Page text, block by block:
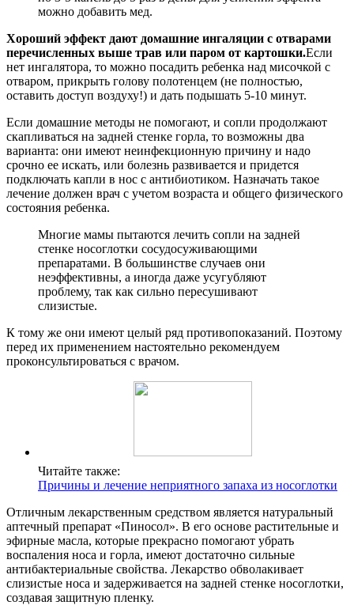
можно добавить мед.
Хороший эффект дают домашние ингаляции с отварами
перечисленных выше трав или паром от картошки.Если
нет ингалятора, то можно посадить ребенка над мисочкой с
отваром, прикрыть голову полотенцем (не полностью,
оставить доступ воздуху!) и дать подышать 5-10 минут.
Если домашние методы не помогают, и сопли продолжают
скапливаться на задней стенке горла, то возможны два
варианта: они имеют неинфекционную причину и надо
срочно ее искать, или болезнь развивается и придется
подключать капли в нос с антибиотиком. Назначать такое
лечение должен врач с учетом возраста и общего физического
состояния ребенка.
Многие мамы пытаются лечить сопли на задней
стенке носоглотки сосудосуживающими
препаратами. В большинстве случаев они
неэффективны, а иногда даже усугубляют
проблему, так как сильно пересушивают
слизистые.
К тому же они имеют целый ряд противопоказаний. Поэтому
перед их применением настоятельно рекомендуем
проконсультироваться с врачом.
Читайте также:
Причины и лечение неприятного запаха из носоглотки
Отличным лекарственным средством является натуральный
аптечный препарат «Пиносол». В его основе растительные и
эфирные масла, которые прекрасно помогают убрать
воспаления носа и горла, имеют достаточно сильные
антибактериальные свойства. Лекарство обволакивает
слизистые носа и задерживается на задней стенке носоглотки,
создавая защитную пленку.